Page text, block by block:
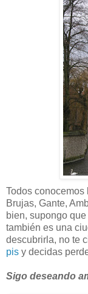
Todos conocemos
Brujas, Gante,
bien, supongo
también es una
descubrirla, no te
pis y decidas
Sigo deseando